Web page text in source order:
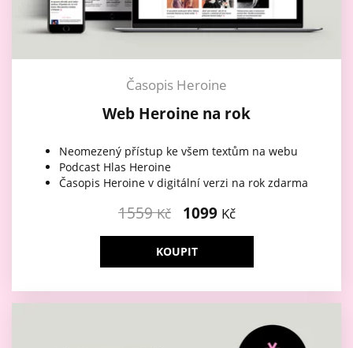
Časopis Heroine
Web Heroine na rok
Neomezený přístup ke všem textům na webu
Podcast Hlas Heroine
Časopis Heroine v digitální verzi na rok zdarma
1559Kč 1099 Kč
KOUPIT